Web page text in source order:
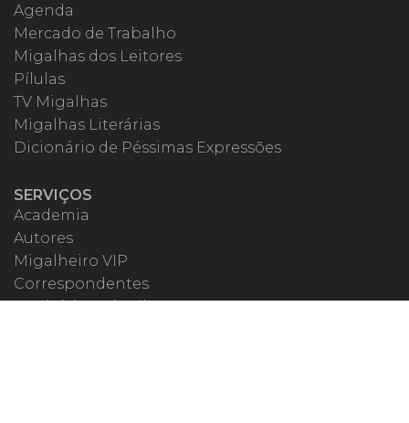
Agenda
Mercado de Trabalho
Migalhas dos Leitores
Pílulas
TV Migalhas
Migalhas Literárias
Dicionário de Péssimas Expressões
SERVIÇOS
Academia
Autores
Migalheiro VIP
Correspondentes
Escritórios Migalhas